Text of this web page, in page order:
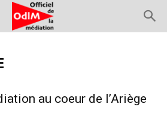
au coeur de l’Ariège